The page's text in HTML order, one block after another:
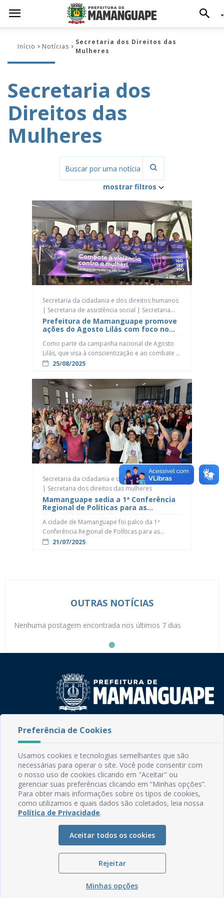
Início Notícias
Secretaria dos Direitos das
Mulheres
Secretaria dos
Direitos das
Mulheres
mostrar filtros
Secretaria da cidadania e dos direitos humanos
| Secretaria de assistência social | Secretaria
dos direitos das mulheres
Prefeitura de Mamanguape promove
ações do Agosto Lilás com foco no
Como parte da campanha nacional de Agosto
Lilás, que visa à conscientização e ao combate à
violência contra a mulher, a Prefeitura de
da Mulher, Secretaria da Cidadania e Direitos
Humanos e Secretaria de Assistência Social,
promoveu, nesta quinta-feira (21) e sexta-feira
(22), uma série de ações voltadas ao […]
25/08/2025
Secretaria da cidadania e dos direitos humanos
| Secretaria dos direitos das mulheres
Mamanguape sedia a 1ª Conferência
Regional de Políticas para as
democracia e conquistas sociais
A cidade de Mamanguape foi palco da 1ª
Conferência Regional de Políticas para as
Mulheres, realizada nesta segunda-feira (21),
21/07/2025
OUTRAS NOTÍCIAS
Nenhuma postagem encontrada nos últimos 7 dias
Rua do Imperador, 78, Centro
Email: comunicacao@mamanguape.pb.gov.br
Expediente: Segunda à Sexta, das 08h às 13h
Mapa do Site
Perguntas frequentes
Glossário
Ouvidoria
Serviços Internos
Política de Privacidade
Preferência de Cookies
Usamos cookies e tecnologias semelhantes que são
necessárias para operar o site. Você pode consentir com
o nosso uso de cookies clicando em "Aceitar" ou
gerenciar suas preferências clicando em “Minhas opções”.
Para obter mais informações sobre os tipos de cookies,
como utilizamos e quais dados são coletados, leia nossa
Política de Privacidade.
Aceitar todos os cookies
Rejeitar
Minhas opções